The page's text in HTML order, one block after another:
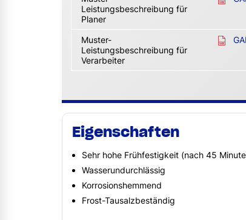
Leistungsbeschreibung für
Planer
Muster-
Leistungsbeschreibung für
Verarbeiter
Eigenschaften
Sehr hohe Frühfestigkeit (nach 45
Wasserundurchlässig
Korrosionshemmend
Frost-Tausalzbeständig